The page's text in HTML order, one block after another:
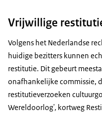
Vrijwillige
Volgens het Nederlandse
huidige bezitters kunnen
restitutie. Dit gebeurt
onafhankelijke commissie,
restitutieverzoeken
Wereldoorlog', kortweg